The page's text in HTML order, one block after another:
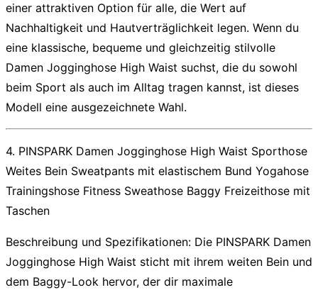
einer attraktiven Option für alle, die Wert auf
Nachhaltigkeit und Hautverträglichkeit legen. Wenn du
eine klassische, bequeme und gleichzeitig stilvolle
Damen Jogginghose High Waist suchst, die du sowohl
beim Sport als auch im Alltag tragen kannst, ist dieses
Modell eine ausgezeichnete Wahl.
4. PINSPARK Damen Jogginghose High Waist Sporthose
Weites Bein Sweatpants mit elastischem Bund Yogahose
Trainingshose Fitness Sweathose Baggy Freizeithose mit
Taschen
Beschreibung und Spezifikationen: Die PINSPARK Damen
Jogginghose High Waist sticht mit ihrem weiten Bein und
dem Baggy-Look hervor, der dir maximale